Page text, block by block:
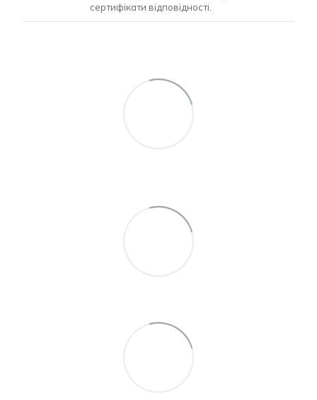
сертифікати відповідності.